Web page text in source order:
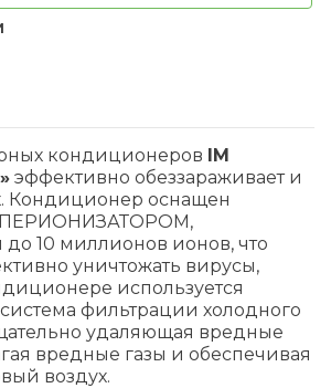
кондиционеров IM
эффективно обеззараживает и
Кондиционер оснащен
10 миллионов ионов, что
уничтожать вирусы,
используется
фильтрации холодного
удаляющая вредные
вредные газы и обеспечивая
воздух.